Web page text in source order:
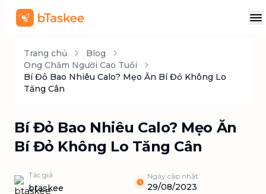
Trang chủ
Blog
Ong Chăm Người Cao Tuổi
Bí Đỏ Bao Nhiêu Calo? Mẹo Ăn Bí Đỏ Không Lo
Tăng Cân
Bí Đỏ Bao Nhiêu Calo? Mẹo Ăn
Bí Đỏ Không Lo Tăng Cân
Tác giả
btaskee
Ngày cập nhật
29/08/2023